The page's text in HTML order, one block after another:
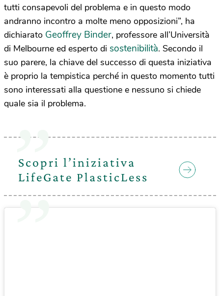
tutti consapevoli del problema e in questo modo
andranno incontro a molte meno opposizioni”, ha
dichiarato Geoffrey Binder, professore all’Università
di Melbourne ed esperto di sostenibilità. Secondo il
suo parere, la chiave del successo di questa iniziativa
è proprio la tempistica perché in questo momento tutti
sono interessati alla questione e nessuno si chiede
quale sia il problema.
Scopri l’iniziativa
LifeGate PlasticLess